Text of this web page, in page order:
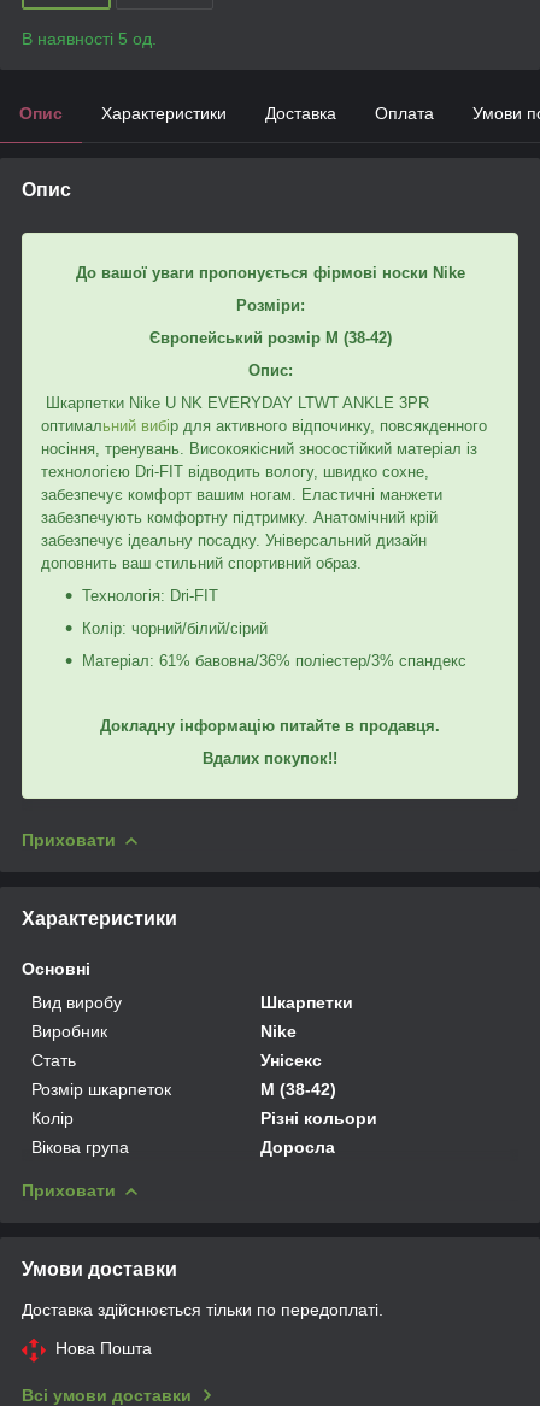
В наявності 5 од.
Опис Характеристики Доставка Оплата Умови
Опис
До вашої уваги пропонується фірмові носки Nike
Розміри:
Європейський розмір M (38-42)
Опис:
Шкарпетки Nike U NK EVERYDAY LTWT ANKLE 3PR
оптимальний вибір для активного відпочинку, повсякденного
носіння, тренувань. Високоякісний зносостійкий матеріал із
технологією Dri-FIT відводить вологу, швидко сохне,
забезпечує комфорт вашим ногам. Еластичні манжети
забезпечують комфортну підтримку. Анатомічний крій
забезпечує ідеальну посадку. Універсальний дизайн
доповнить ваш стильний спортивний образ.
Технологія: Dri-FIT
Колір: чорний/білий/сірий
Матеріал: 61% бавовна/36% поліестер/3% спандекс
Докладну інформацію питайте в продавця.
Вдалих покупок!!
Приховати
Характеристики
Основні
Вид виробу
Шкарпетки
Виробник
Nike
Стать
Унісекс
Розмір шкарпеток
M (38-42)
Колір
Різні кольори
Вікова група
Доросла
Приховати
Умови доставки
Доставка здійснюється тільки по передоплаті.
Нова Пошта
Всі умови доставки